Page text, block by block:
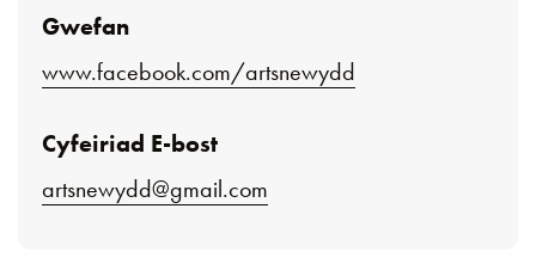
Gwefan
www.facebook.com/artsnewydd
Cyfeiriad E-bost
artsnewydd@gmail.com